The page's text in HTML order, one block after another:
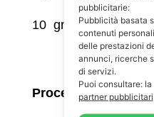
10 gr di miele o
Procedimento:
pubblicitarie:
Pubblicità basata
contenuti
delle prestazioni
annunci, ricerche
di servizi.
Puoi consultare:
partner pubblicitari